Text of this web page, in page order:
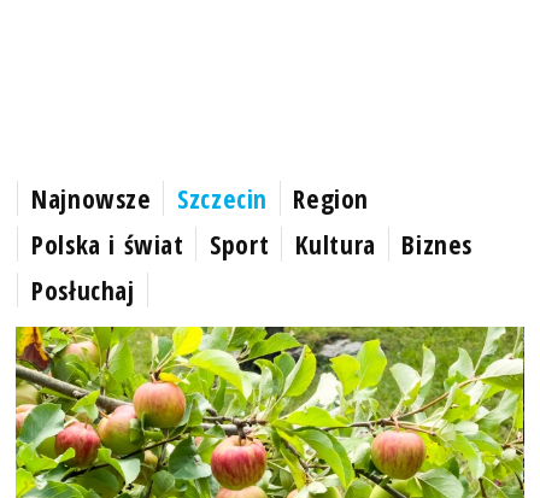
Najnowsze Szczecin
Region
Polska i świat
Sport Kultura
Biznes
Posłuchaj